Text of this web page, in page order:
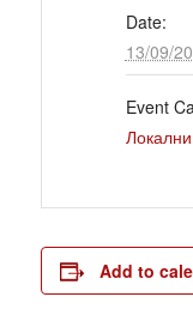
Date:
13/09/
Event
Add to